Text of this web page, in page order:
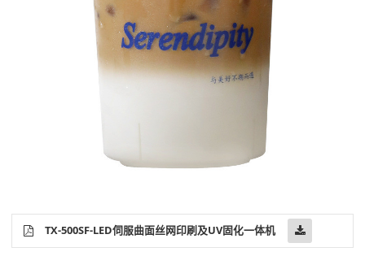
TX-500SF-LED伺服曲面丝网印刷及UV固化一体机